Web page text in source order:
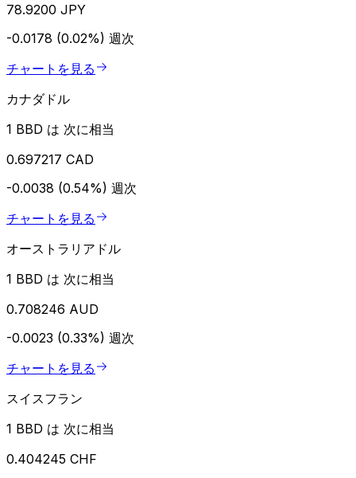
78.9200 JPY
-0.0178 (0.02%) 週次
チャートを見る
カナダドル
1 BBD は 次に相当
0.697217 CAD
-0.0038 (0.54%) 週次
チャートを見る
オーストラリアドル
1 BBD は 次に相当
0.708246 AUD
-0.0023 (0.33%) 週次
チャートを見る
スイスフラン
1 BBD は 次に相当
0.404245 CHF